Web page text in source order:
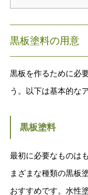
黒板塗料の用意
黒板を作るために必
う。以下は基本的な
黒板塗料
最初に必要なものは
まざまな種類の黒板
おすすめです。水性